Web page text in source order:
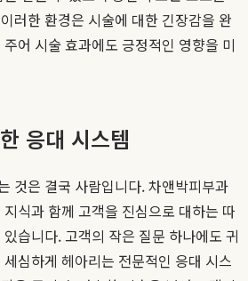
러한 환경은 시술에 대한 긴장감을 완
어 시술 효과에도 긍정적인 영향을 미
응대 시스템
것은 결국 사람입니다. 차앤박피부과
식과 함께 고객을 진심으로 대하는 따
습니다. 고객의 작은 질문 하나에도 귀
심하게 헤아리는 전문적인 응대 시스